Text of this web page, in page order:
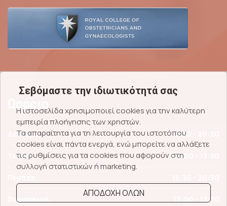
Δευτέρα 15:30 - 20:30
Τετάρτη 09:00 - 13:30
Παρασκευή 13:00 - 17:30
Σεβόμαστε την ιδιωτικότητά σας
Η ιστοσελίδα χρησιμοποιεί cookies για την καλύτερη
εμπειρία πλοήγησης των χρηστών.
Τα απαραίτητα για τη λειτουργία του ιστοτόπου
cookies είναι πάντα ενεργά, ενώ μπορείτε να αλλάξετε
τις ρυθμίσεις για τα cookies που αφορούν στη
συλλογή στατιστικών ή marketing.
ΑΠΟΔΟΧΗ ΟΛΩΝ